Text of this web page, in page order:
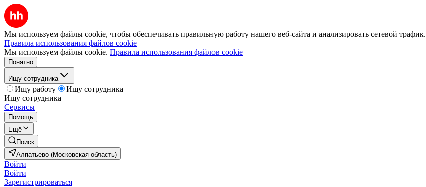
Мы используем файлы cookie, чтобы обеспечивать правильную работу нашего веб-сайта и анализировать сетевой трафик.
Правила использования файлов cookie
Мы используем файлы cookie. Правила использования файлов cookie
Понятно
Ищу сотрудника
Ищу работу
Ищу сотрудника
Ищу сотрудника
Сервисы
Помощь
Ещё
Поиск
Алпатьево (Московская область)
Войти
Войти
Зарегистрироваться